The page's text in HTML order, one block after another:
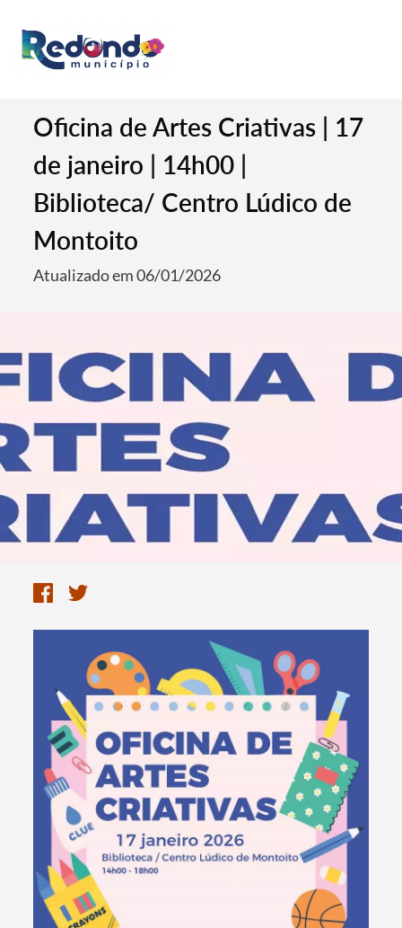
Oficina de Artes Criativas | 17
de janeiro | 14h00 |
Biblioteca/ Centro Lúdico de
Montoito
Atualizado em 06/01/2026